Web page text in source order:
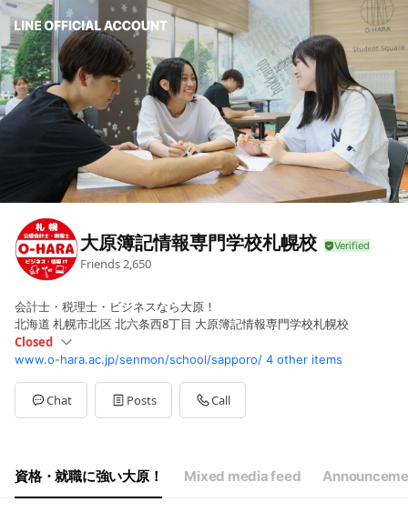
大原簿記情報専門学校札幌校
Friends2,650
会計士・税理士・ビジネスなら大原！
北海道 札幌市北区 北六条西8丁目 大原簿記情報専門学校札幌校
Closed
SunClosed
Mon09:00 - 17:30
Tue09:00 - 17:30
Wed09:00 - 17:30
Sat09:00 - 15:00
www.o-hara.ac.jp/senmon/school/sapporo/ 4 other items
Chat Posts Call
資格・就職に強い大原！ Mixed media feed